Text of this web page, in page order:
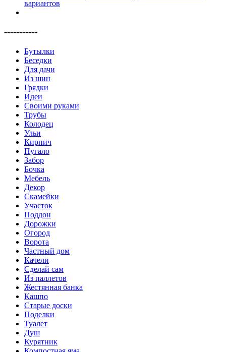
-----------
Бутылки
Беседки
Для дачи
Из шин
Грядки
Идеи
Своими руками
Трубы
Колодец
Ульи
Кирпич
Пугало
Забор
Бочка
Мебель
Декор
Скамейки
Участок
Поддон
Дорожки
Огород
Ворота
Частный дом
Качели
Сделай сам
Из паллетов
Жестянная банка
Кашпо
Старые доски
Поделки
Туалет
Душ
Курятник